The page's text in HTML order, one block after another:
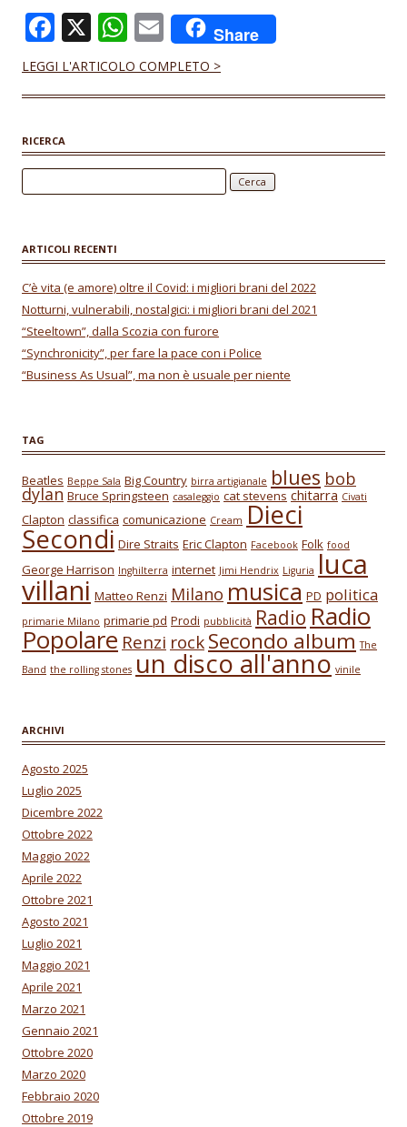
F
ac
e
o
o
k
X W
h
at
A
p
p
E
m
ai
Share
LEGGI L'ARTICOLO COMPLETO >
RICERCA
ARTICOLI RECENTI
C’è vita (e amore) oltre il Covid: i migliori brani del 2022
Notturni, vulnerabili, nostalgici: i migliori brani del 2021
“Steeltown”, dalla Scozia con furore
“Synchronicity”, per fare la pace con i Police
“Business As Usual”, ma non è usuale per niente
TAG
Beatles Beppe Sala Big Country birra artigianale blues bob
dylan Bruce Springsteen casaleggio cat stevens chitarra Civati
Clapton classifica comunicazione Cream Dieci
Secondi Dire Straits Eric Clapton Facebook Folk food
George Harrison Inghilterra internet Jimi Hendrix Liguria luca
villani Matteo Renzi Milano musica PD politica
primarie Milano primarie pd Prodi pubblicità Radio Radio
Popolare Renzi rockSecondo album The
Band the rolling stones un disco all'anno vinile
ARCHIVI
Agosto 2025
Luglio 2025
Dicembre 2022
Ottobre 2022
Maggio 2022
Aprile 2022
Ottobre 2021
Agosto 2021
Luglio 2021
Maggio 2021
Aprile 2021
Marzo 2021
Gennaio 2021
Ottobre 2020
Marzo 2020
Febbraio 2020
Ottobre 2019